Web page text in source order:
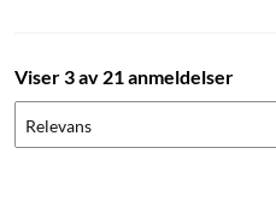
Viser 3 av 21 anmeldelser
Relevans